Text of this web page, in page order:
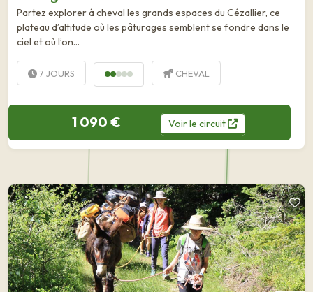
Partez explorer à cheval les grands espaces du Cézallier, ce
plateau d’altitude où les pâturages semblent se fondre dans le
ciel et où l’on...
7 JOURS CHEVAL
1 090 € Voirle circuit